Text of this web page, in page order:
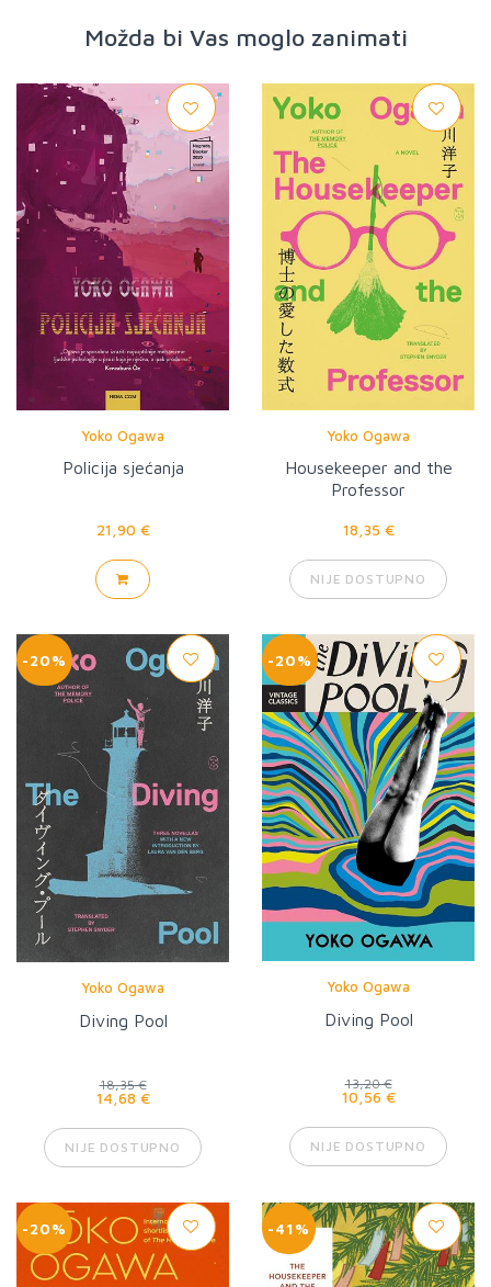
Možda bi Vas moglo zanimati
Yoko Ogawa
Policija sjećanja
21,90 €
Yoko Ogawa
Housekeeper and the
Professor
18,35 €
NIJE DOSTUPNO
-20%
Yoko Ogawa
Diving Pool
18,35 €
14,68 €
NIJE DOSTUPNO
-20%
Yoko Ogawa
Diving Pool
13,20 €
10,56 €
NIJE DOSTUPNO
-20% -41%